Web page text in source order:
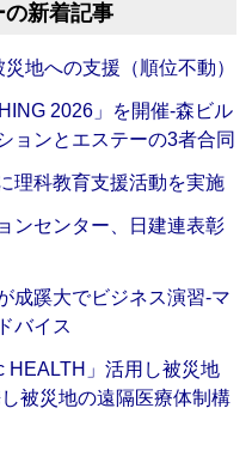
の新着記事
地への支援（順位不動）
2026」を開催‐森ビル
ョンとエステーの3者合同
理科教育支援活動を実施
ンセンター、日建連表彰
成蹊大でビジネス演習‐マ
バイス
HEALTH」活用し被災地
被災地の遠隔医療体制構